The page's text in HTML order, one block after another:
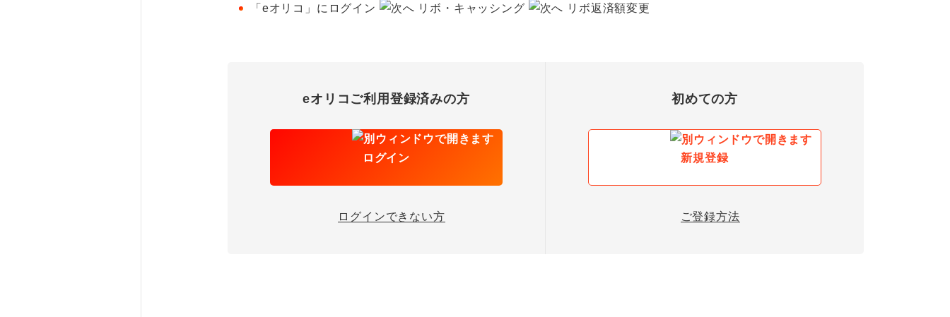
「eオリコ」にログイン リボ・キャッシング リボ返済額変更
eオリコご利用登録済みの方
ログイン
ログインできない方
初めての方
新規登録
ご登録方法